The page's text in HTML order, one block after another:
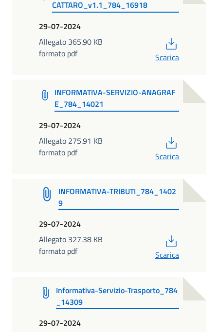
CATTARO_v1.1_784_16918
29-07-2024
Allegato 365.90 KB
formato pdf
Scarica
INFORMATIVA-SERVIZIO-ANAGRAF
E_784_14021
29-07-2024
Allegato 275.91 KB
formato pdf
Scarica
INFORMATIVA-TRIBUTI_784_1402
9
29-07-2024
Allegato 327.38 KB
formato pdf
Scarica
Informativa-Servizio-Trasporto_784
_14309
29-07-2024